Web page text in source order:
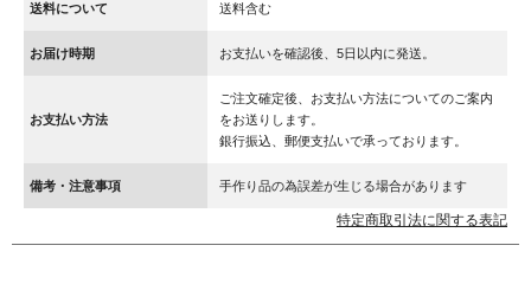
送料について 送料含む
お届け時期 お支払いを確認後、5日以内に発送。
お支払い方法
ご注文確定後、お支払い方法についてのご案内
をお送りします。
銀行振込、郵便支払いで承っております。
備考・注意事項 手作り品の為誤差が生じる場合があります
特定商取引法に関する表記